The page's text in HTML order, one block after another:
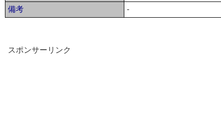
備考
-
スポンサーリンク